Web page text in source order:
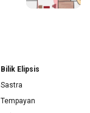
Bilik Elipsis
Sastra
Tempayan